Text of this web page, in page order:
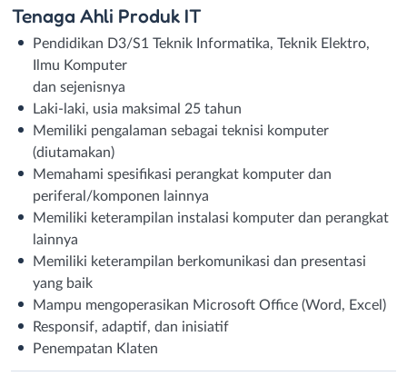
Tenaga Ahli Produk IT
Pendidikan D3/S1 Teknik Informatika, Teknik Elektro,
Ilmu Komputer
dan sejenisnya
Laki-laki, usia maksimal 25 tahun
Memiliki pengalaman sebagai teknisi komputer
(diutamakan)
Memahami spesifikasi perangkat komputer dan
periferal/komponen lainnya
Memiliki keterampilan instalasi komputer dan perangkat
lainnya
Memiliki keterampilan berkomunikasi dan presentasi
yang baik
Mampu mengoperasikan Microsoft Office (Word, Excel)
Responsif, adaptif, dan inisiatif
Penempatan Klaten